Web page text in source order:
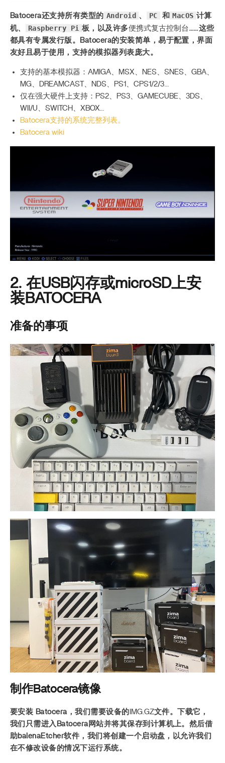
Batocera还支持所有类型的 Android 、 PC 和 MacOS 计算
机、
Raspberry Pi 板，以及许多便携式复古控制台……这些
都具有专属发行版。Batocera的安装简单，易于配置，界面
友好且易于使用，支持的模拟器列表庞大。
支持的基本模拟器：AMIGA、MSX、NES、SNES、GBA、
MG、DREAMCAST、NDS、PS1、CPS1/2/3…
仅在强大硬件上支持：PS2、PS3、GAMECUBE、3DS、
WII/U、SWITCH、XBOX…
Batocera支持的系统完整列表。
Batocera wiki
2. 在USB闪存或microSD上安
装BATOCERA
准备的事项
制作Batocera镜像
要安装 Batocera ，我们需要设备的 IMG.GZ文件。下载它，
我们只需进入Batocera网站并将其保存到计算机上。然后借
助balenaEtcher软件，我们将创建一个启动盘，以允许我们
在不修改设备的情况下运行系统。